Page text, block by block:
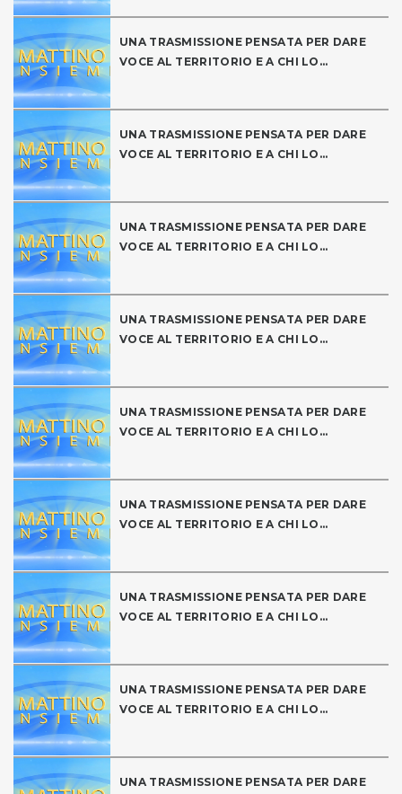
UNA TRASMISSIONE PENSATA PER DARE
VOCE AL TERRITORIO E A CHI LO...
UNA TRASMISSIONE PENSATA PER DARE
VOCE AL TERRITORIO E A CHI LO...
UNA TRASMISSIONE PENSATA PER DARE
VOCE AL TERRITORIO E A CHI LO...
UNA TRASMISSIONE PENSATA PER DARE
VOCE AL TERRITORIO E A CHI LO...
UNA TRASMISSIONE PENSATA PER DARE
VOCE AL TERRITORIO E A CHI LO...
UNA TRASMISSIONE PENSATA PER DARE
VOCE AL TERRITORIO E A CHI LO...
UNA TRASMISSIONE PENSATA PER DARE
VOCE AL TERRITORIO E A CHI LO...
UNA TRASMISSIONE PENSATA PER DARE
VOCE AL TERRITORIO E A CHI LO...
UNA TRASMISSIONE PENSATA PER DARE